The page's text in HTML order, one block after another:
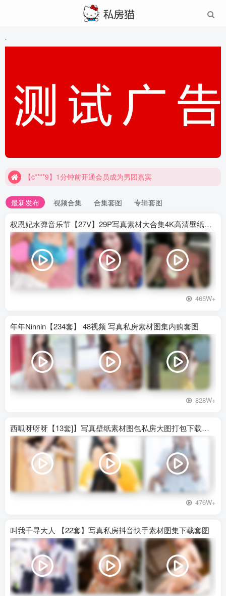
`
【c****9】1分钟前开通会员成为男团嘉宾
最新发布 视频合集 合集套图 专辑套图
权恩妃水弹音乐节【27V】29P写真素材大合集4K高清壁纸照片素材
465W+
年年Ninnin【234套】 48视频 写真私房素材图集内购套图
828W+
西呱呀呀呀【13套]】写真壁纸素材图包私房大图打包下载百度网盘
476W+
叫我千寻大人 【22套】写真私房抖音快手素材图集下载套图